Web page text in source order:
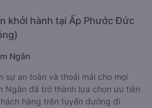
khởi hành tại Ấp Phước Đức
Ngân
sự an toàn và thoải mái cho mọi
Ngân đã trở thành lựa chọn ưu tiên
hàng trên tuyến đường đi